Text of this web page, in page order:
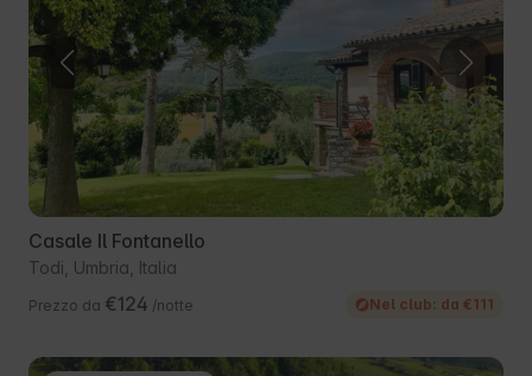
Casale Il Fontanello
Todi, Umbria, Italia
Prezzo da €124 /notte Nel club: da €111